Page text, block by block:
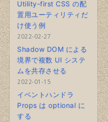
Utility-first CSS の配
置用ユーティリティだ
け使う例
2022-02-27
Shadow DOM による
境界で複数 UI システ
ムを共存させる
2022-01-15
イベントハンドラ
Props は optional に
する